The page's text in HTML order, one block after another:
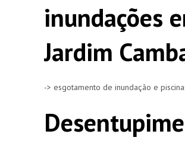
inundações
Jardim
-> esgotamento de inundação e